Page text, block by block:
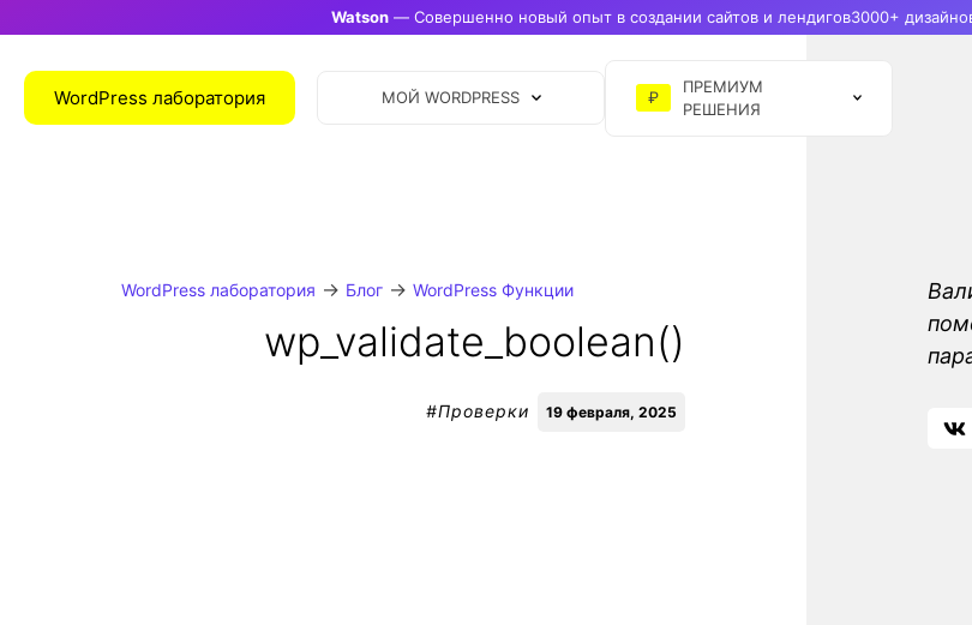
Watson — Совершенно новый опыт в создании сайтов и лендигов3000+
WordPress лаборатория МОЙ WORDPRESS ₽
ПРЕМИУМ
РЕШЕНИЯ
WordPress лаборатория → Блог→ WordPress Функции
wp_validate_boolean()
19 февраля, 2025
#Проверки